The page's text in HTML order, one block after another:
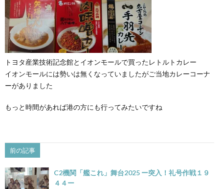
トヨタ産業技術記念館とイオンモールで買ったレトルトカレー
イオンモールには勢いは無くなっていましたがご当地カレーコーナ
ーがありました
もっと時間があれば港の方にも行ってみたいですね
前の記事
C2機関「艦これ」舞台2025 ー突入！礼号作戦１９
４４ー